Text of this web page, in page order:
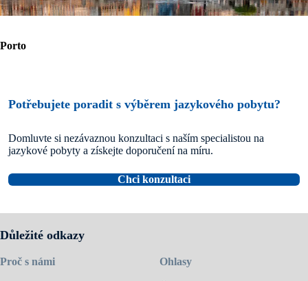
Porto
Potřebujete poradit s výběrem jazykového pobytu?
Domluvte si nezávaznou konzultaci s naším specialistou na
jazykové pobyty a získejte doporučení na míru.
Chci konzultaci
Důležité odkazy
Proč s námi Ohlasy